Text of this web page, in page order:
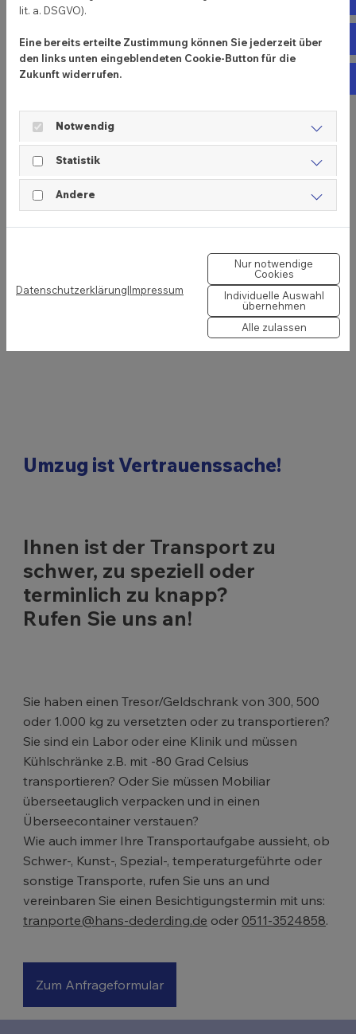
Schwerlast-Krankorb
Durch die großen Abmessungen, sowie der
justierbaren Höhen, können unterschiedliche Güter
bewegt werden. Der Krankorb ist für Gewichte bis
Umzug ist Vertrauenssache!
Ihnen ist der Transport zu
schwer, zu speziell oder
terminlich zu knapp?
Rufen Sie uns an!
Sie haben einen Tresor/Geldschrank von 300, 500
oder 1.000 kg zu versetzten oder zu transportieren?
Sie sind ein Labor oder eine Klinik und müssen
Kühlschränke z.B. mit -80 Grad Celsius
transportieren? Oder Sie müssen Mobiliar
überseetauglich verpacken und in einen
Überseecontainer verstauen?
Wie auch immer Ihre Transportaufgabe aussieht, ob
Schwer-, Kunst-, Spezial-, temperaturgeführte oder
sonstige Transporte, rufen Sie uns an und
vereinbaren Sie einen Besichtigungstermin mit uns:
tranporte@hans-dederding.de oder 0511-3524858.
Zum Anfrageformular
lit. a. DSGVO).
Eine bereits erteilte Zustimmung können Sie jederzeit über
den links unten eingeblendeten Cookie-Button für die
Zukunft widerrufen.
Notwendig
Statistik
Andere
Datenschutzerklärung|Impressum
Nur notwendige
Cookies
Individuelle Auswahl
übernehmen
Alle zulassen